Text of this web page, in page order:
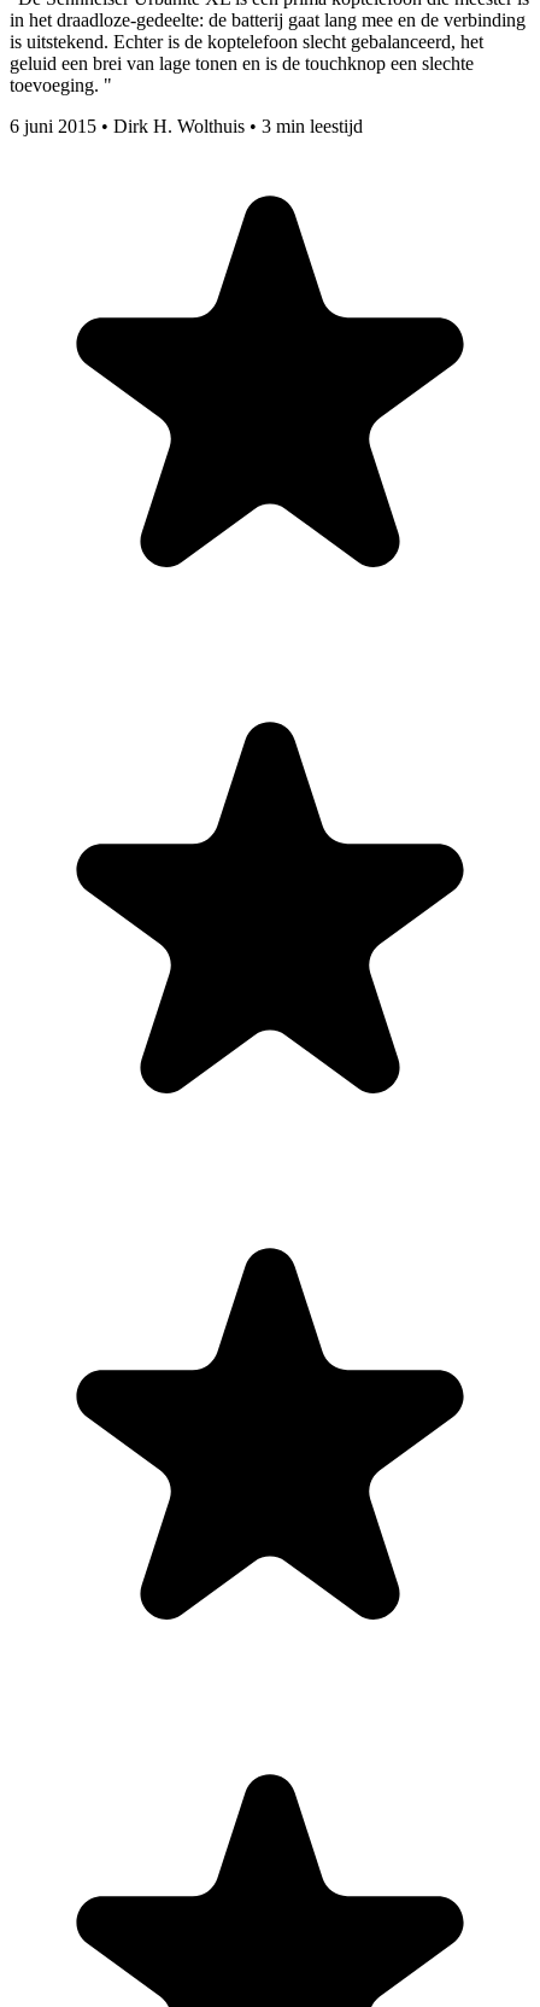
in het draadloze-gedeelte: de batterij gaat lang mee en de verbinding
is uitstekend. Echter is de koptelefoon slecht gebalanceerd, het
geluid een brei van lage tonen en is de touchknop een slechte
toevoeging. "
6 juni 2015 • Dirk H. Wolthuis • 3 min leestijd